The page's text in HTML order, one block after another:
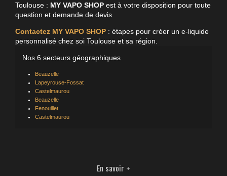
Toulouse : MY VAPO SHOP est à votre disposition pour toute
question et demande de devis
Contactez MY VAPO SHOP : étapes pour créer un e-liquide
personnalisé chez soi Toulouse et sa région.
Nos 6 secteurs géographiques
Beauzelle
Lapeyrouse-Fossat
Castelmaurou
Beauzelle
Fenouillet
Castelmaurou
En savoir +